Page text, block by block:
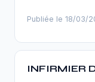
Publiée le 18/03/
INFIRMIER